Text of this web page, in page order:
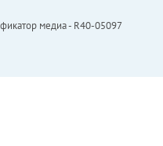
медиа - R40-05097